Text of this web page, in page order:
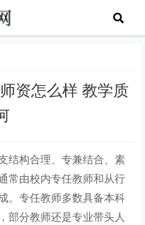
资怎么样 教学质
结构合理、专兼结合、素
常由校内专任教师和从行
。专任教师多数具备本科
部分教师还是专业带头人